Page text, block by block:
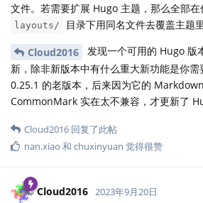
文件。若需要扩展 Hugo 主题，那么全部
layouts/ 目录下用同名文件去覆盖主题
Cloud2016
发现一个可用的 Hugo 版
新，除非新版本中有什么重大新功能是你
0.25.1 的老版本，后来因为它的
CommonMark 实在太不兼容，才更新了
Cloud2016 回复了此帖
nan.xiao 和 chuxinyuan 觉得很赞
Cloud2016 2023年9月20日